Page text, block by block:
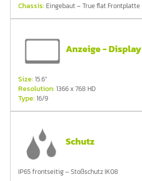
Chassis: Eingebaut – True flat Frontplatte
Anzeige - Display
Size: 15.6"
Resolution: 1366 x 768 HD
Type: 16/9
Schutz
IP65 frontseitig – Stoßschutz IK08